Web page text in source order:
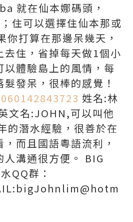
就在仙本娜碼頭，
住可以選擇住仙本那或
打算在那邊呆幾天，
去住，省掉每天做1個小
以體驗島上的風情，每
發呆，很棒的感覺！
姓名:林
文名:JOHN,可以叫他
的潛水經驗，很善於在
而且國語粵語流利，
溝通很方便。 BIG
QQ群：